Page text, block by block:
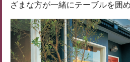
ざまな方が一緒にテーブルを囲